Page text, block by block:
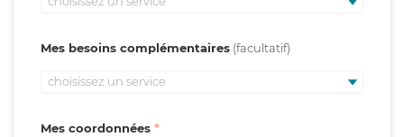
Mes besoins complémentaires
choisissez un service
Mes coordonnées